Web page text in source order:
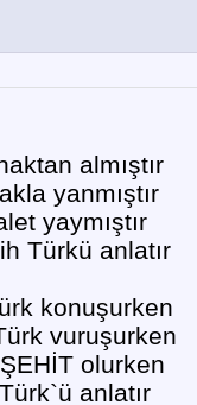
almıştır
yanmıştır
yaymıştır
Türkü anlatır
konuşurken
vuruşurken
olurken
anlatır